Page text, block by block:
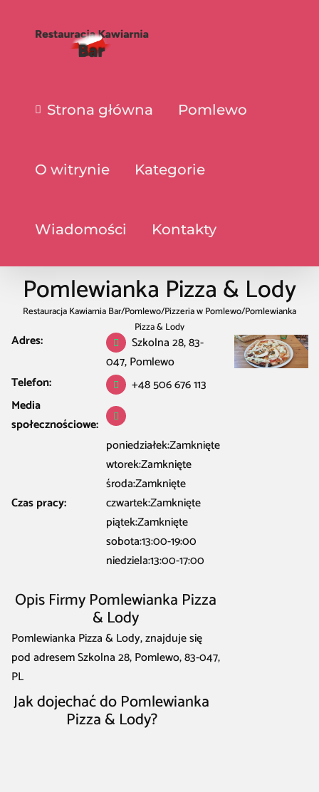
Strona główna Pomlewo
O witrynie Kategorie
Wiadomości Kontakty
Pomlewianka Pizza & Lody
Restauracja Kawiarnia Bar/Pomlewo/Pizzeria w Pomlewo/Pomlewianka
Pizza & Lody
Adres:
Szkolna 28, 83-
047, Pomlewo
Telefon:
+48 506 676 113
Media
społecznościowe:
Czas pracy:
poniedziałek:Zamknięte
wtorek:Zamknięte
środa:Zamknięte
czwartek:Zamknięte
piątek:Zamknięte
sobota:13:00-19:00
niedziela:13:00-17:00
Opis Firmy Pomlewianka Pizza
& Lody
Pomlewianka Pizza & Lody, znajduje się
pod adresem Szkolna 28, Pomlewo, 83-047,
PL
Jak dojechać do Pomlewianka
Pizza & Lody?